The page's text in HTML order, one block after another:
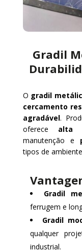
Gradil
O gradil
cercamento
agradável.
oferece alta
manutenção e
tipos de
Gradil
ferrugem e
Gradil
qualquer
industrial.